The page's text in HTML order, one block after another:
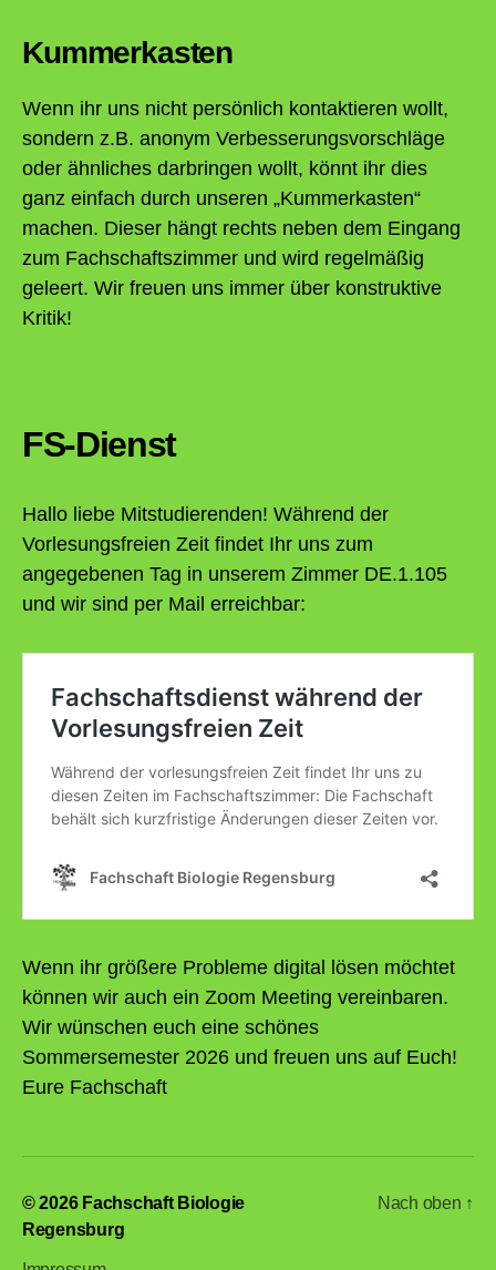
Kummerkasten
Wenn ihr uns nicht persönlich kontaktieren wollt,
sondern z.B. anonym Verbesserungsvorschläge
oder ähnliches darbringen wollt, könnt ihr dies
ganz einfach durch unseren „Kummerkasten“
machen. Dieser hängt rechts neben dem Eingang
zum Fachschaftszimmer und wird regelmäßig
geleert. Wir freuen uns immer über konstruktive
Kritik!
FS-Dienst
Hallo liebe Mitstudierenden! Während der
Vorlesungsfreien Zeit findet Ihr uns zum
angegebenen Tag in unserem Zimmer DE.1.105
und wir sind per Mail erreichbar:
Wenn ihr größere Probleme digital lösen möchtet
können wir auch ein Zoom Meeting vereinbaren.
Wir wünschen euch eine schönes
Sommersemester 2026 und freuen uns auf Euch!
Eure Fachschaft
© 2026 Fachschaft Biologie
Regensburg
Nach oben ↑